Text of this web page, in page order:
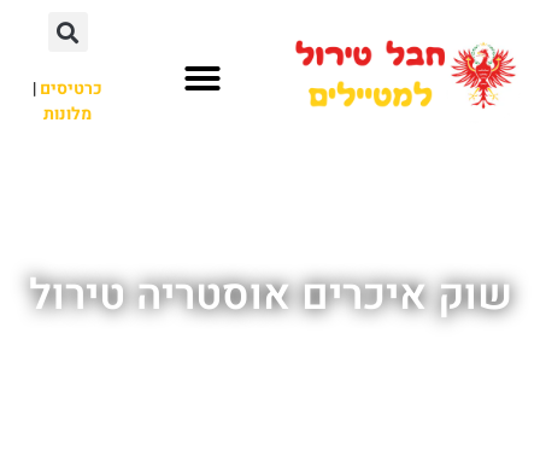
כרטיסים|
מלונות
שוק איכרים אוסטריה טירול